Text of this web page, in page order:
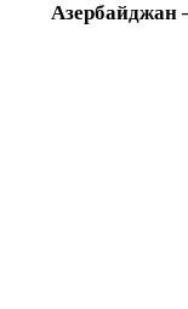
Азербайджан